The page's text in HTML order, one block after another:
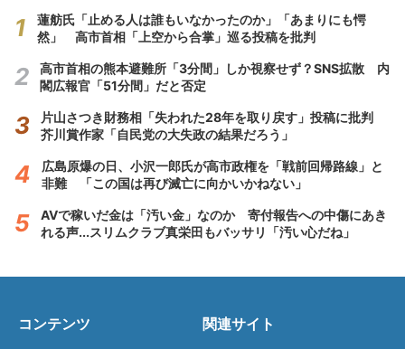
蓮舫氏「止める人は誰もいなかったのか」「あまりにも愕
然」 高市首相「上空から合掌」巡る投稿を批判
高市首相の熊本避難所「3分間」しか視察せず？SNS拡散 内
閣広報官「51分間」だと否定
片山さつき財務相「失われた28年を取り戻す」投稿に批判
芥川賞作家「自民党の大失政の結果だろう」
広島原爆の日、小沢一郎氏が高市政権を「戦前回帰路線」と
非難 「この国は再び滅亡に向かいかねない」
AVで稼いだ金は「汚い金」なのか 寄付報告への中傷にあき
れる声...スリムクラブ真栄田もバッサリ「汚い心だね」
コンテンツ 関連サイト